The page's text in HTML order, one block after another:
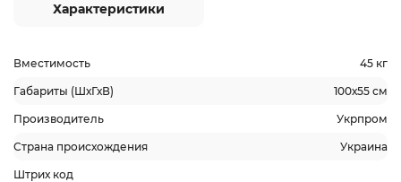
Характеристики
Вместимость 45 кг
Габариты (ШхГхВ) 100х55 см
Производитель Укрпром
Страна происхождения Украина
Штрих код